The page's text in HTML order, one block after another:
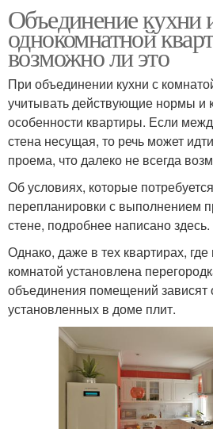
Объединение кухни
однокомнатной
возможно ли это
При объединении кухни с
учитывать действующие нормы и
особенности квартиры. Если
стена несущая, то речь может
проема, что далеко не всегда
Об условиях, которые
перепланировки с выполнением
стене, подробнее написано здесь.
Однако, даже в тех квартирах,
комнатой установлена
объединения помещений зависят
установленных в доме плит.